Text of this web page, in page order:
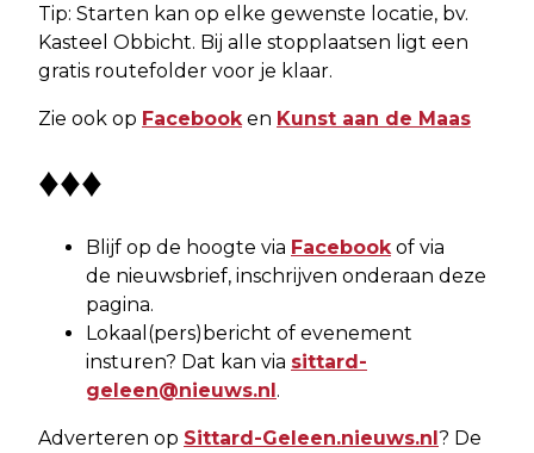
Tip: Starten kan op elke gewenste locatie, bv.
Kasteel Obbicht. Bij alle stopplaatsen ligt een
gratis routefolder voor je klaar.
Zie ook op Facebooken Kunst aan de Maas
♦♦♦
Blijf op de hoogte via Facebookof via
de nieuwsbrief, inschrijven onderaan deze
pagina.
Lokaal(pers)bericht of evenement
insturen? Dat kan via sittard-
geleen@nieuws.nl.
Adverteren op Sittard-Geleen.nieuws.nl? De